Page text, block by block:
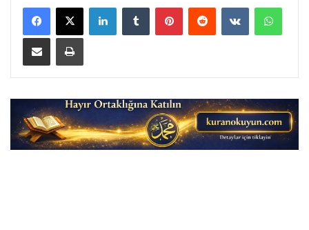
LinkedInTumblr PinterestReddit VKontakte
E-Posta ile paylaş Yazdır